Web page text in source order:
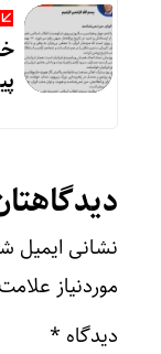
نشانی ایمیل
موردنیاز
دیدگاه *